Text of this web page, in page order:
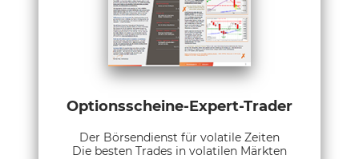
Optionsscheine-Expert-Trader
Der Börsendienst für volatile Zeiten
Die besten Trades in volatilen Märkten